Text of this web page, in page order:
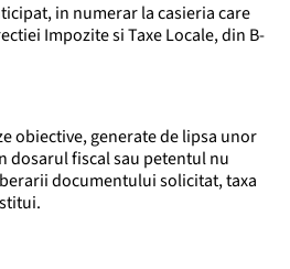
in numerar la casieria care
Impozite si Taxe Locale, din B-
obiective, generate de lipsa unor
dosarul fiscal sau petentul nu
documentului solicitat, taxa